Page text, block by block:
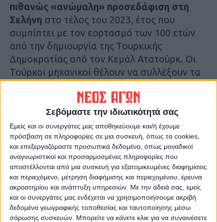
Σεβόμαστε την ιδιωτικότητά σας
Εμείς και οι συνεργάτες μας αποθηκεύουμε και/ή έχουμε
πρόσβαση σε πληροφορίες σε μια συσκευή, όπως τα cookies,
και επεξεργαζόμαστε προσωπικά δεδομένα, όπως μοναδικοί
αναγνωριστικοί και προσαρμοσμένες πληροφορίες που
αποστέλλονται από μια συσκευή για εξατομικευμένες διαφημίσεις
και περιεχόμενο, μέτρηση διαφήμισης και περιεχομένου, έρευνα
ακροατηρίου και ανάπτυξη υπηρεσιών. Με την άδειά σας, εμείς
και οι συνεργάτες μας ενδέχεται να χρησιμοποιήσουμε ακριβή
δεδομένα γεωγραφικής τοποθεσίας και ταυτοποίησης μέσω
σάρωσης συσκευών. Μπορείτε να κάνετε κλικ για να συναινέσετε
πιθανώς «ανώμαλη» προσεδάφιση στη
Σελήνη στο τέλος του 2023, έτος που
συμπίπτει με τον εορτασμό των 100 ετών
από την δημιουργία της Τουρκικής
Δημοκρατίας από τον Κεμάλ Ατατούρκ. Οι
Τούρκοι μηχανικοί θέλουν να συλλέξουν τα
της δεκαετίας να καταστήσουν εφικτή την
ομαλή προσσελήνωση του ρόβερ.
Η αρχική παρουσίαση του τουρκικού
διαστημικού προγράμματος είχε γίνει από
τον πρόεδρο Ερντογάν φέτος το
Φεβρουάριο, την ίδια μέρα που τα Ηνωμένα
Αραβικά Εμιράτα έγραψαν ιστορία στον
αραβικό και γενικότερα στο μουσουλμανικό
κόσμο, καθώς ένα σκάφος τους εισήλθε σε